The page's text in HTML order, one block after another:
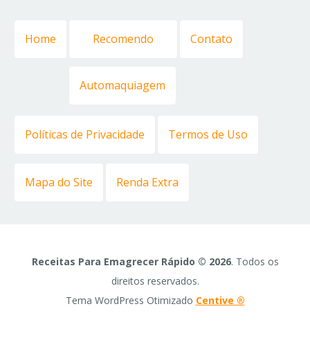
Home Recomendo
Automaquiagem
Contato
Políticas de Privacidade Termos de Uso
Mapa do Site Renda Extra
Receitas Para Emagrecer Rápido © 2026. Todos os
direitos reservados.
Tema WordPress Otimizado Centive ®